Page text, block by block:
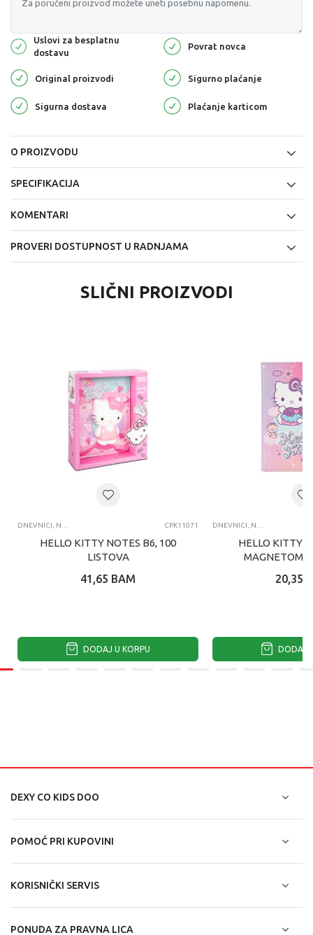
Uslovi za besplatnu
dostavu
Povrat novca
Original proizvodi Sigurno plaćanje
Sigurna dostava Plaćanje karticom
O PROIZVODU
SPECIFIKACIJA
KOMENTARI
PROVERI DOSTUPNOST U RADNJAMA
SLIČNI PROIZVODI
DNEVNICI, NOTESI, AGENDE CPK11071
HELLO KITTY NOTES B6, 100
LISTOVA
41,65 BAM
DODAJ U KORPU
DNEVNICI, NOTESI, AGENDE
HELLO KITTY
MAGNETOM,
20,35
DODAJ
DEXY CO KIDS DOO
POMOĆ PRI KUPOVINI
KORISNIČKI SERVIS
PONUDA ZA PRAVNA LICA